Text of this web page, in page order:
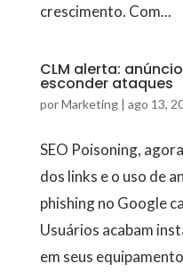
crescimento. Com...
CLM alerta:
esconder ataques
porMarketing| ago 13,
SEO Poisoning,
dos links e o uso de
phishing no Google
Usuários acabam
em seus